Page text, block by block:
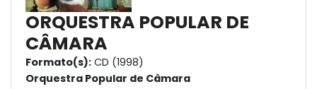
ORQUESTRA POPULAR DE
CÂMARA
Formato(s): CD (1998)
Orquestra Popular de Câmara